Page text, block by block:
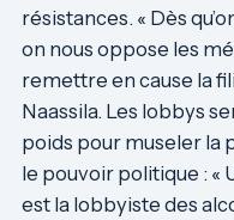
résistances. « Dès
on nous oppose les
remettre en cause la
Naassila. Les lobbys
poids pour museler la
le pouvoir politique : «
est la lobbyiste des